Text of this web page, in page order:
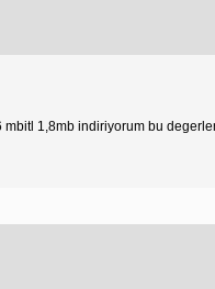
1,8mb indiriyorum bu